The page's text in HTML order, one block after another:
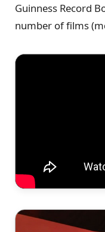
Guinness Record
number of films